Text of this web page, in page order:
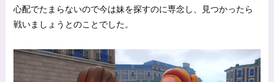
心配でたまらないので今は妹を探すのに専念し、見つかったら
戦いましょうとのことでした。